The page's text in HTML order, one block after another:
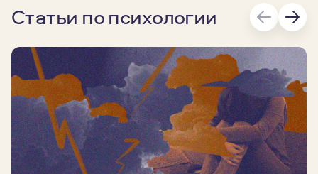
Статьи по психологии